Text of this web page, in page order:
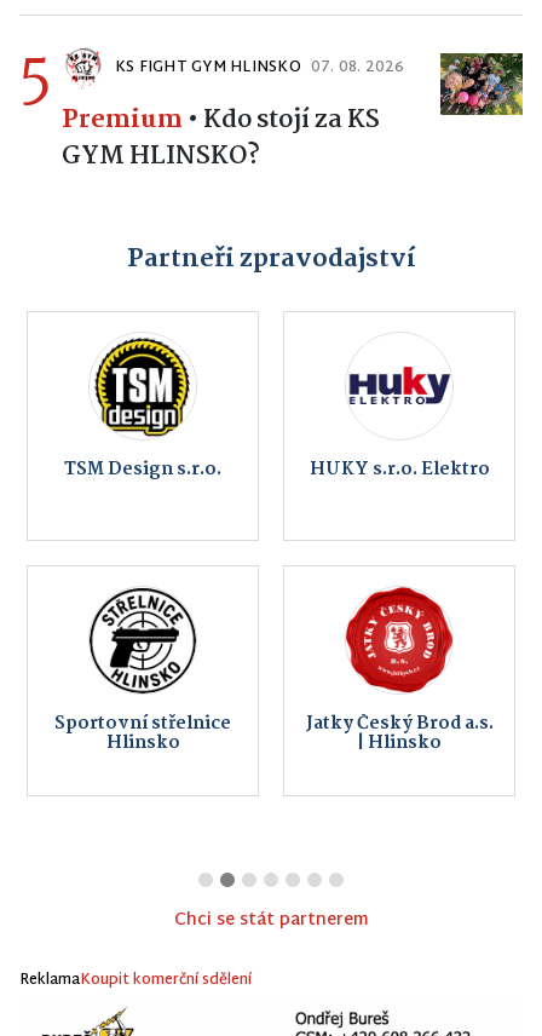
5 KS FIGHT GYM HLINSKO 07. 08. 2026
Premium • Kdo stojí za KS
GYM HLINSKO?
Partneři zpravodajství
TSM Design s.r.o. HUKY s.r.o. Elektro
Sportovní střelnice
Hlinsko
Jatky Český Brod a.s.
| Hlinsko
Chci se stát partnerem
ReklamaKoupit komerční sdělení